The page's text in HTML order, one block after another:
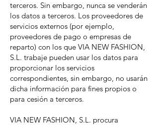
terceros. Sin embargo, nunca se venderán
los datos a terceros. Los proveedores de
servicios externos (por ejemplo,
proveedores de pago o empresas de
reparto) con los que VIA NEW FASHION,
S.L. trabaje pueden usar los datos para
proporcionar los servicios
correspondientes, sin embargo, no usarán
dicha información para fines propios o
para cesión a terceros.
VIA NEW FASHION, S.L. procura